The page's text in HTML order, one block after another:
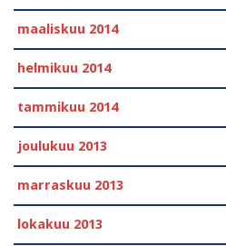
maaliskuu 2014
helmikuu 2014
tammikuu 2014
joulukuu 2013
marraskuu 2013
lokakuu 2013